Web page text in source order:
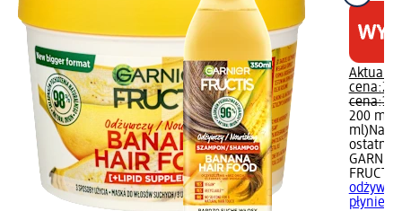
Aktualna
cena:
cena:
200 ml
ml)
GARNIER
FRUCTIS
płynie